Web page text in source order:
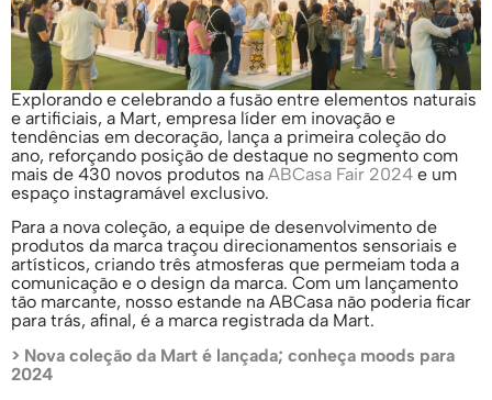
Explorando e celebrando a fusão entre elementos naturais
e artificiais, a Mart, empresa líder em inovação e
tendências em decoração, lança a primeira coleção do
ano, reforçando posição de destaque no segmento com
mais de 430 novos produtos na ABCasa Fair 2024 e um
espaço instagramável exclusivo.
Para a nova coleção, a equipe de desenvolvimento de
produtos da marca traçou direcionamentos sensoriais e
artísticos, criando três atmosferas que permeiam toda a
comunicação e o design da marca. Com um lançamento
tão marcante, nosso estande na ABCasa não poderia ficar
para trás, afinal, é a marca registrada da Mart.
> Nova coleção da Mart é lançada; conheça moods para
2024